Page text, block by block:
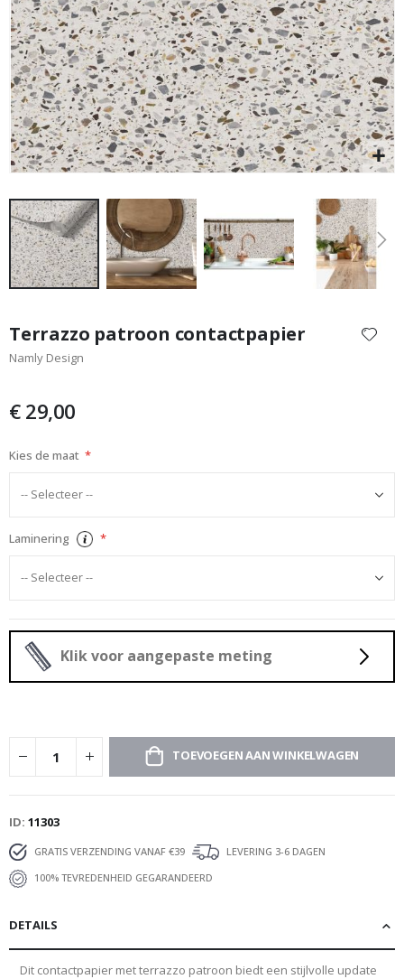
Special
Price
29,00 €
het
begin
afbeeldingen-
Terrazzo patroon contactpapier
Namly Design
€ 29,00
Kies de maat
Laminering
Klik voor aangepaste meting
TOEVOEGEN AAN WINKELWAGEN
ID 11303
GRATIS VERZENDING VANAF €39
LEVERING 3-6 DAGEN
100% TEVREDENHEID GEGARANDEERD
DETAILS
Dit contactpapier met terrazzo patroon biedt een stijlvolle update